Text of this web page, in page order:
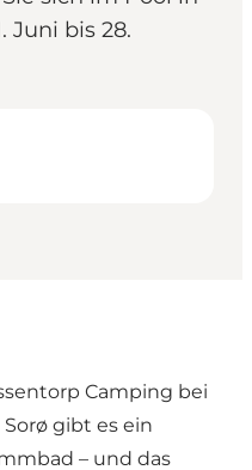
Juni bis 28.
Camping bei
gibt es ein
– und das